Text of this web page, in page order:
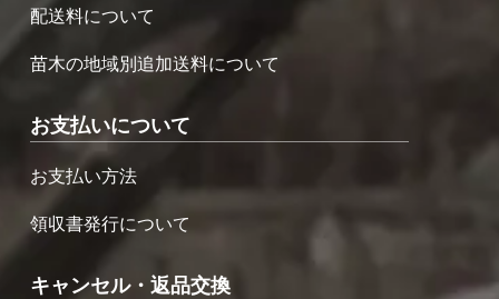
配送料について
苗木の地域別追加送料について
お支払いについて
お支払い方法
領収書発行について
キャンセル・返品交換